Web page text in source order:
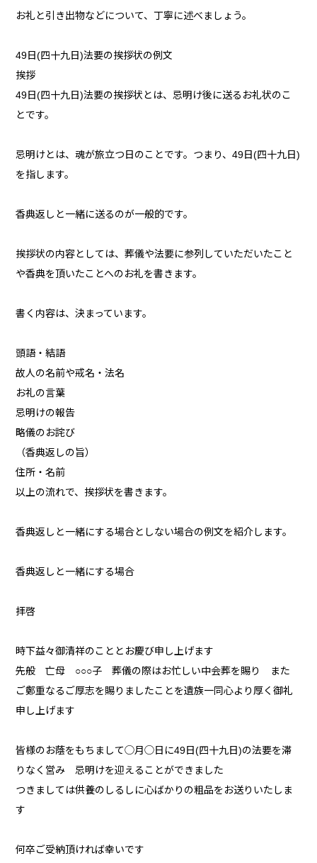
お礼と引き出物などについて、丁寧に述べましょう。
49日(四十九日)法要の挨拶状の例文
挨拶
49日(四十九日)法要の挨拶状とは、忌明け後に送るお礼状のこ
とです。
忌明けとは、魂が旅立つ日のことです。つまり、49日(四十九日)
を指します。
香典返しと一緒に送るのが一般的です。
挨拶状の内容としては、葬儀や法要に参列していただいたこと
や香典を頂いたことへのお礼を書きます。
書く内容は、決まっています。
頭語・結語
故人の名前や戒名・法名
お礼の言葉
忌明けの報告
略儀のお詫び
（香典返しの旨）
住所・名前
以上の流れで、挨拶状を書きます。
香典返しと一緒にする場合としない場合の例文を紹介します。
香典返しと一緒にする場合
拝啓
時下益々御清祥のこととお慶び申し上げます
先般 亡母 ○○○子 葬儀の際はお忙しい中会葬を賜り また
ご鄭重なるご厚志を賜りましたことを遺族一同心より厚く御礼
申し上げます
皆様のお蔭をもちまして◯月◯日に49日(四十九日)の法要を滞
りなく営み 忌明けを迎えることができました
つきましては供養のしるしに心ばかりの粗品をお送りいたしま
す
何卒ご受納頂ければ幸いです